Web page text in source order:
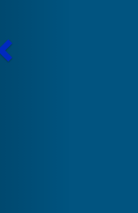
Previous